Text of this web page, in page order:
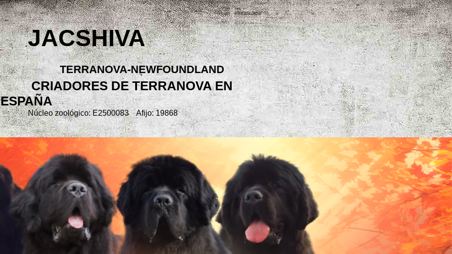
JACSHIVA
TERRANOVA-NEWFOUNDLAND
CRIADORES DE TERRANOVA EN
ESPAÑA
Núcleo zoológico: E2500083 Afijo: 19868